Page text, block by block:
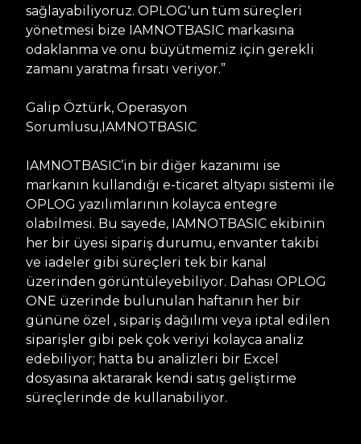
sağlayabiliyoruz. OPLOG'un tüm süreçleri
yönetmesi bize IAMNOTBASIC markasına
odaklanma ve onu büyütmemiz için gerekli
zamanı yaratma fırsatı veriyor.”
Galip Öztürk, Operasyon
Sorumlusu,IAMNOTBASIC
IAMNOTBASIC’in bir diğer kazanımı ise
markanın kullandığı e-ticaret altyapı sistemi ile
OPLOG yazılımlarının kolayca entegre
olabilmesi. Bu sayede, IAMNOTBASIC ekibinin
her bir üyesi sipariş durumu, envanter takibi
ve iadeler gibi süreçleri tek bir kanal
üzerinden görüntüleyebiliyor. Dahası OPLOG
ONE üzerinde bulunulan haftanın her bir
gününe özel , sipariş dağılımı veya iptal edilen
siparişler gibi pek çok veriyi kolayca analiz
edebiliyor; hatta bu analizleri bir Excel
dosyasına aktararak kendi satış geliştirme
süreçlerinde de kullanabiliyor.